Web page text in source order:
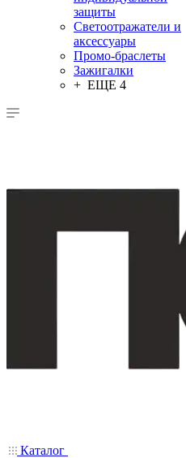
защиты
Светоотражатели и
аксессуары
Промо-браслеты
Зажигалки
+ ЕЩЕ 4
Каталог